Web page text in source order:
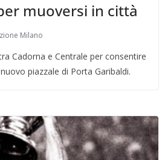
muoversi in città
Milano
Cadorna e Centrale per consentire
piazzale di Porta Garibaldi.